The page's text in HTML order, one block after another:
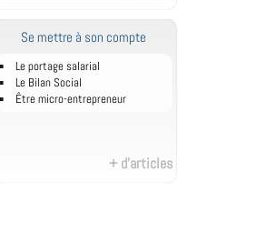
Se mettre à son compte
Le portage salarial
Le Bilan Social
Être micro-entrepreneur
+ d'articles